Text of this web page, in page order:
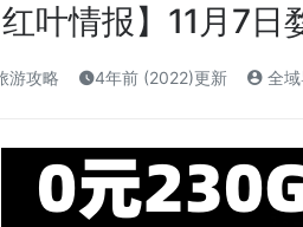
红叶情报】11月7
游攻略 4年前 (2022)更新 全